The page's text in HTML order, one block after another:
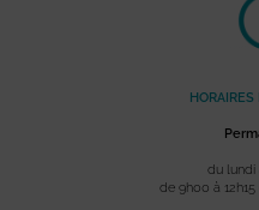
HORAIRES
du lundi
de 9h00 à